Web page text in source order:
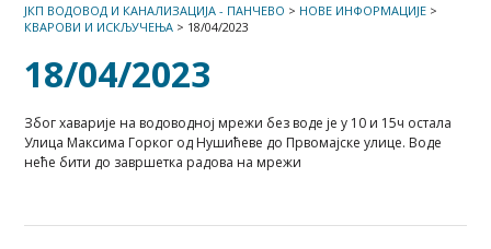
ЈКП ВОДОВОД И КАНАЛИЗАЦИЈА - ПАНЧЕВО > НОВЕ ИНФОРМАЦИЈЕ >
КВАРОВИ И ИСКЉУЧЕЊА > 18/04/2023
18/04/2023
Због хаварије на водоводној мрежи без воде је у 10 и 15ч остала
Улица Максима Горког од Нушићеве до Првомајске улице. Воде
неће бити до завршетка радова на мрежи